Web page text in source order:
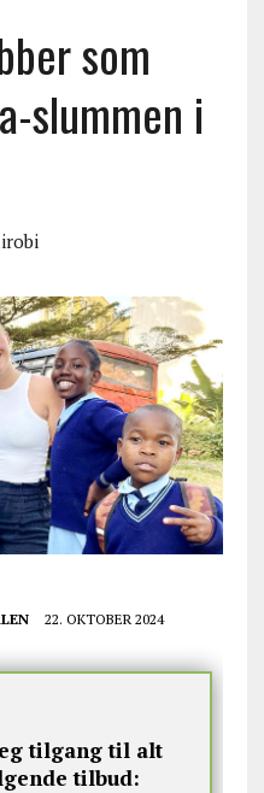
som
slummen i
22. OKTOBER 2024
tilgang til alt
tilbud: